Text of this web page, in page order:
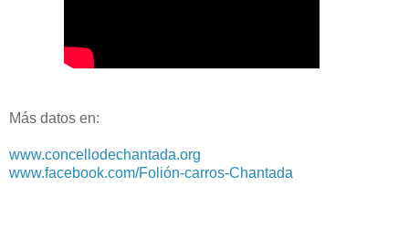
Más datos en:
www.concellodechantada.org
www.facebook.com/Folión-carros-Chantada